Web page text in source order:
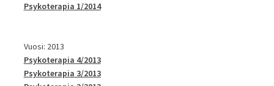
Psykoterapia 1/2014
Vuosi: 2013
Psykoterapia 4/2013
Psykoterapia 3/2013